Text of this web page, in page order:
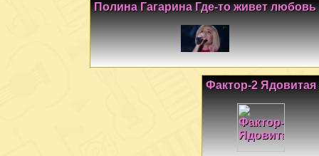
Полина Гагарина Где-то живет любовь
Фактор-2 Ядовитая